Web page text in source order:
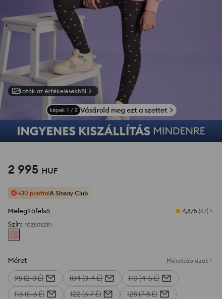
Fotók az értékelésekből
képek 1 / 5 Vásárold meg ezt a szettet
2 995 HUF
+30 ponttalA Sinsay Club
Melegítőfelső 4,8/5 (67)
Szín: rózsaszín
Méret Mérettáblázat
98 (2-3 É) 104 (3-4 É)
110 (4-5 É)
116 (5-6 É)
122 (6-7 É)
128 (7-8 É)